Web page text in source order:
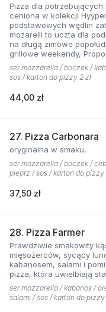
Pizza dla potrzebujących
ceniona w kolekcji
podstawowych wędlin
mozarelli to uczta dla podniebienia, w sam raz
na długą zimowe
grillowe weekendy, Proponujemy do tej pizzy
sos pomidorowy
ser mozzarella / boczek /
sos / karton do pizzy 2 zł
44,00 zł
27. Pizza Carbonara
oryginalna w smaku,
ser mozzarella / boczek /
pieprz / sos / karton do pizzy
37,50 zł
28. Pizza Farmer
Prawdziwie smakowity
mięsożerców, sycący lunch
kabanosem, salami i
pizza, która uwielbiają
ser mozzarella / kabanos /
salami / sos / karton do pizzy